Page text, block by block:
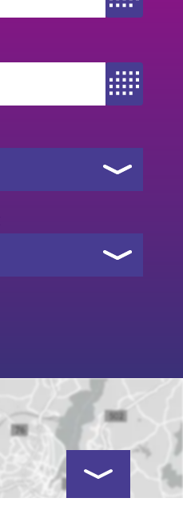
Zeitraum von
Zeitraum bis
Kartenansicht